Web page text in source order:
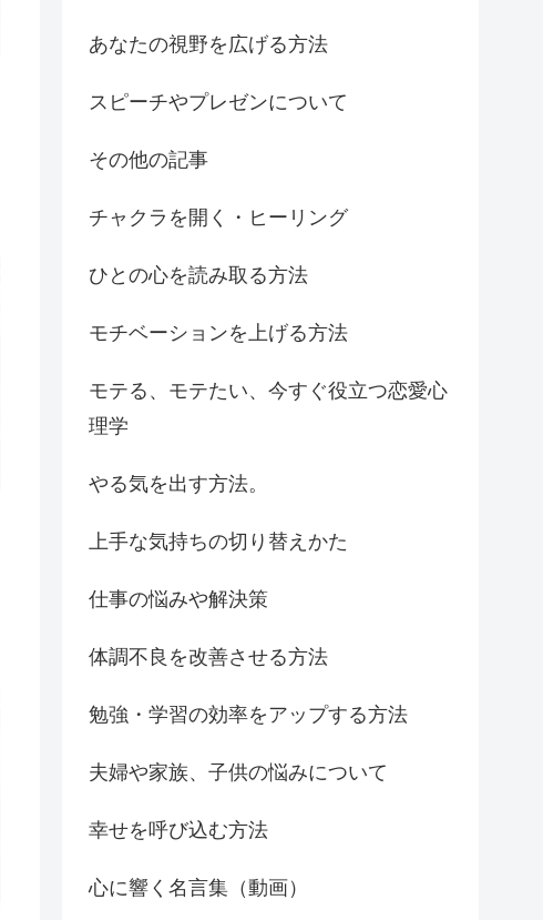
あなたの視野を広げる方法
スピーチやプレゼンについて
その他の記事
チャクラを開く・ヒーリング
ひとの心を読み取る方法
モチベーションを上げる方法
モテる、モテたい、今すぐ役立つ恋愛心
理学
やる気を出す方法。
上手な気持ちの切り替えかた
仕事の悩みや解決策
体調不良を改善させる方法
勉強・学習の効率をアップする方法
夫婦や家族、子供の悩みについて
幸せを呼び込む方法
心に響く名言集（動画）